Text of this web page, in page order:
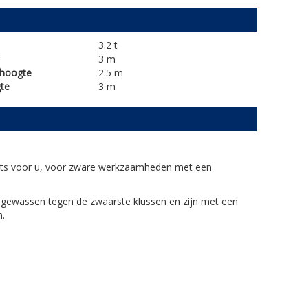
3.2 t
3 m
2.5 m
3 m
voor u, voor zware werkzaamheden met een
tegen de zwaarste klussen en zijn met een